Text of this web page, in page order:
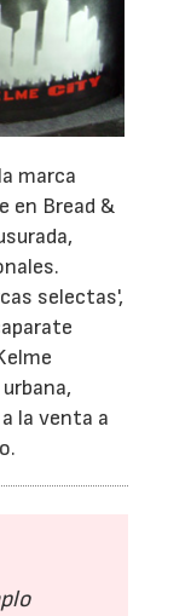
marca
en Bread &
selectas',
la venta a